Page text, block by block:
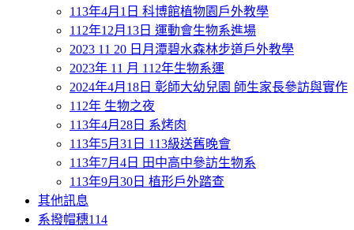
113年4月1日 科博館植物園戶外教學
112年12月13日 運動會生物系進場
2023 11 20 日月潭碧水森林步道戶外教學
2023年 11 月 112年生物系運
2024年4月18日 彰師大幼兒園 師生家長參訪與實作
112年 生物之夜
113年4月28日 系烤肉
113年5月31日 113級送舊晚會
113年7月4日 田中高中參訪生物系
113年9月30日 植形戶外踏查
其他訊息
系撥帽穗114